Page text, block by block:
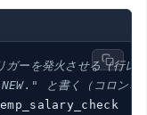
ーを発火させる（行レ
と書く（コロンな
trg_emp_salary_check